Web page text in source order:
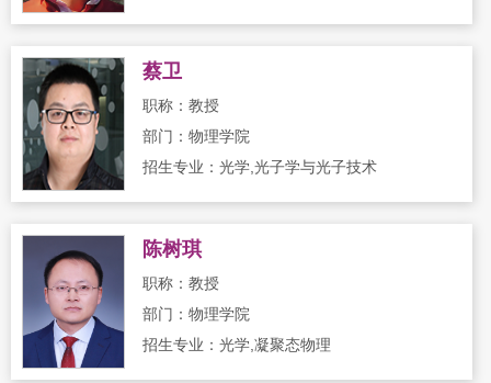
蔡卫
职称：教授
部门：物理学院
招生专业：光学,光子学与光子技术
陈树琪
职称：教授
部门：物理学院
招生专业：光学,凝聚态物理